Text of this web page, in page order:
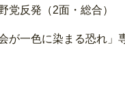
反発（2面・総合）
が一色に染まる恐れ」